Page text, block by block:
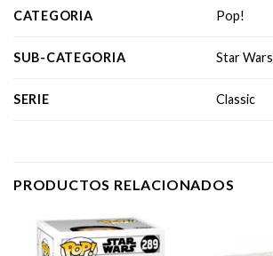
CATEGORIA Pop!
SUB-CATEGORIA Star Wars
SERIE Classic
PRODUCTOS RELACIONADOS